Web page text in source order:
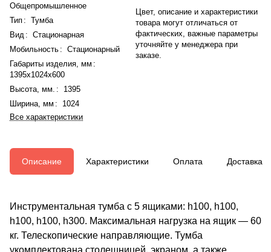
Общепромышленное
Тип : Тумба
Вид : Стационарная
Мобильность : Стационарный
Габариты изделия, мм :
1395x1024x600
Высота, мм. :
1395
Ширина, мм :
1024
Все характеристики
Цвет, описание и характеристики
товара могут отличаться от
фактических, важные параметры
уточняйте у менеджера при
заказе.
Описание Характеристики Оплата Доставка
Инструментальная тумба с 5 ящиками: h100, h100,
h100, h100, h300. Максимальная нагрузка на ящик — 60
кг. Телескопические направляющие. Тумба
укомплектована столешницей, экраном, а также